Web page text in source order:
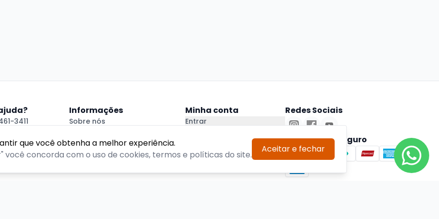
que você obtenha a melhor experiência.
você concorda com o uso de cookies, termos e políticas do site.
Aceitar e fechar
3411
Informações
Sobre nós
Termos de Uso
Minha conta
Entrar
Redes Sociais
Pagamento Seguro